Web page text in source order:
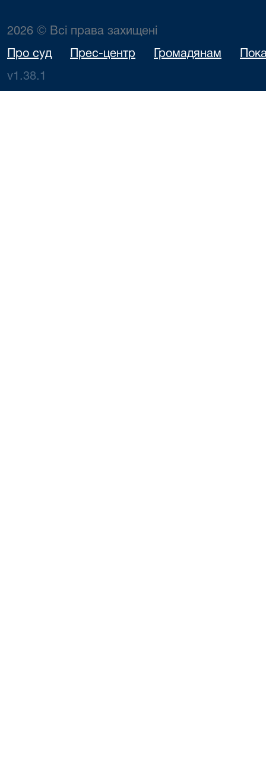
2026 © Всі права захищені
Про суд Прес-центр Громадянам
v1.38.1